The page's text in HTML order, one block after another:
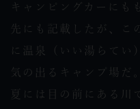
キャンピングカーにも
先にも記載したが、こ
に温泉（いい湯らてい
気の出るキャンプ場だ。
夏には目の前にある川